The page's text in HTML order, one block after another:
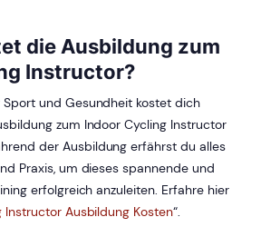
die Ausbildung zum
Instructor?
und Gesundheit kostet dich
zum Indoor Cycling Instructor
der Ausbildung erfährst du alles
Praxis, um dieses spannende und
erfolgreich anzuleiten. Erfahre hier
Instructor Ausbildung Kosten“.